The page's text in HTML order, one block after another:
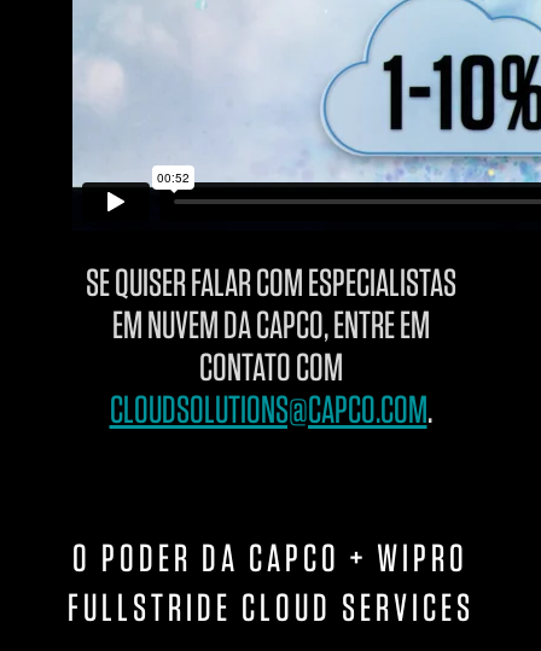
SE QUISER FALAR COM ESPECIALISTAS
EM NUVEM DA CAPCO, ENTRE EM
CONTATO COM
CLOUDSOLUTIONS@CAPCO.COM.
O PODER DA CAPCO + WIPRO
FULLSTRIDE CLOUD SERVICES